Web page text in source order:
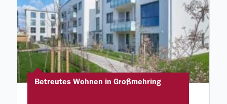
Betreutes Wohnen in Großmehring